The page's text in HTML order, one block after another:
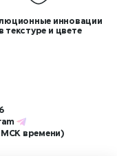
инновации
в текстуре и цвете
времени)